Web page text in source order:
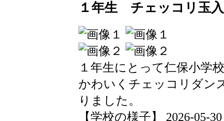
１年生 チェッコリ玉
１年生にとって仁保小学
かわいくチェッコリダン
りました。
【学校の様子】 2026-05-